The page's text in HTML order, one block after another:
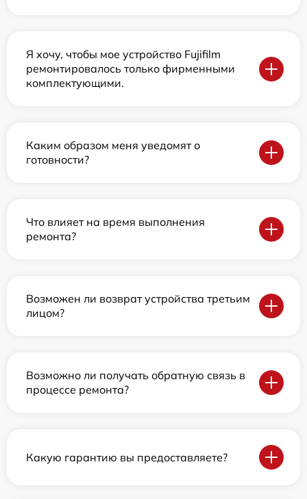
Я хочу, чтобы мое устройство Fujifilm
ремонтировалось только фирменными
комплектующими.
Каким образом меня уведомят о
готовности?
Что влияет на время выполнения
ремонта?
Возможен ли возврат устройства третьим
лицом?
Возможно ли получать обратную связь в
процессе ремонта?
Какую гарантию вы предоставляете?